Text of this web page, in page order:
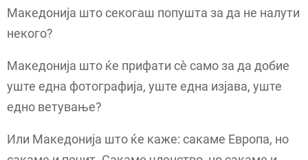
Македонија што секогаш попушта за да не налути
некого?
Македонија што ќе прифати сè само за да добие
уште една фотографија, уште една изјава, уште
едно ветување?
Или Македонија што ќе каже: сакаме Европа, но